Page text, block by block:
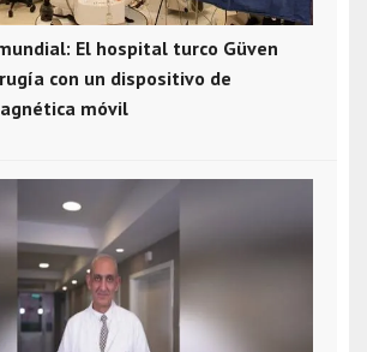
El hospital turco Güven
con un dispositivo de
móvil